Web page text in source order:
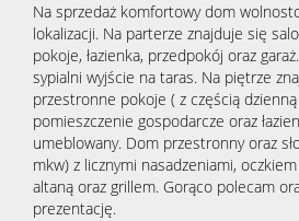
Na sprzedaż komfortowy dom
lokalizacji. Na parterze znajduje się
pokoje, łazienka, przedpokój oraz
sypialni wyjście na taras. Na piętrze
przestronne pokoje ( z częścią
pomieszczenie gospodarcze oraz
umeblowany. Dom przestronny oraz
mkw) z licznymi nasadzeniami,
altaną oraz grillem. Gorąco polecam
prezentację.